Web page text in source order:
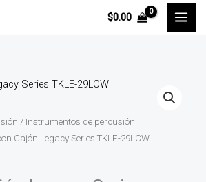
$0.00
/ Instrumentos de percusión
Cajón Legacy Series TKLE-29LCW